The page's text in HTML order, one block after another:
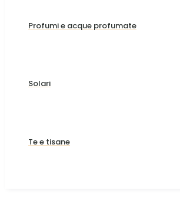
Profumi e acque profumate
Solari
Te e tisane